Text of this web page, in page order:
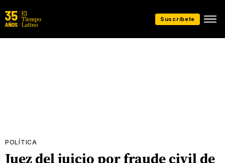
Suscríbete
POLÍTICA
Juez del juicio por fraude civil de